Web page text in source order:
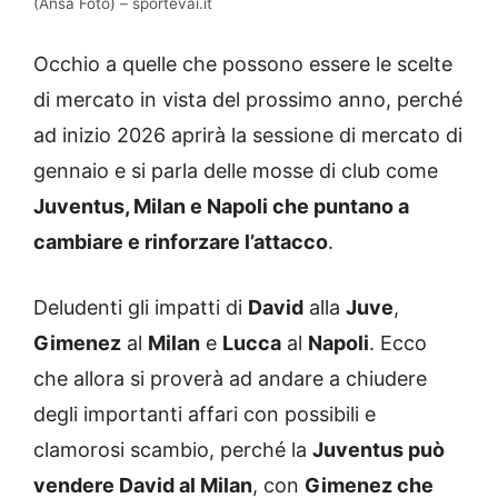
Occhio a quelle che possono essere le scelte
di mercato in vista del prossimo anno, perché
ad inizio 2026 aprirà la sessione di mercato di
gennaio e si parla delle mosse di club come
Juventus, Milan e Napoli che puntano a
cambiare e rinforzare l’attacco.
Deludenti gli impatti di David alla Juve,
Gimenez al Milan e Lucca al Napoli. Ecco
che allora si proverà ad andare a chiudere
degli importanti affari con possibili e
clamorosi scambio, perché la Juventus può
vendere David al Milan, con Gimenez che